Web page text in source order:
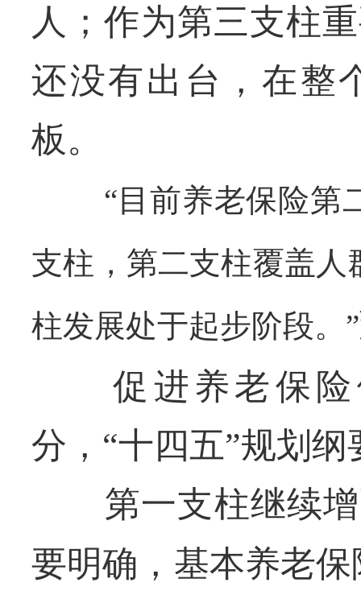
人；作为第三支柱
还没有出台，在整
板。
“目前养老保险第
支柱，第二支柱覆盖
柱发展处于起步阶段。”
促进养老保险
分，“十四五”规划
第一支柱继续增
要明确，基本养老